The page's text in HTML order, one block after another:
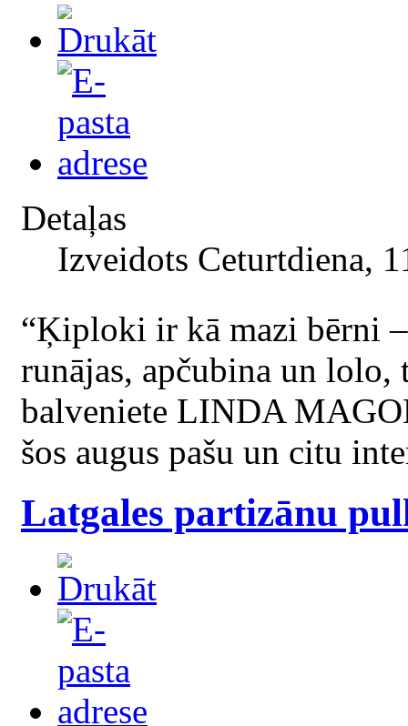
Detaļas
Izveidots Ceturtdiena,
“Ķiploki ir kā mazi bērni
runājas, apčubina un lolo,
balveniete LINDA
šos augus pašu un citu
Latgales partizānu